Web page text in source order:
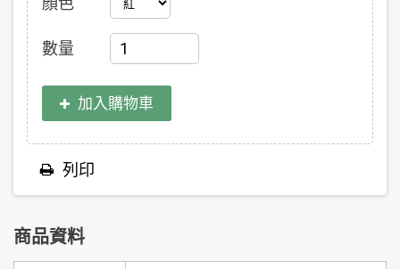
數量
加入購物車
列印
商品資料